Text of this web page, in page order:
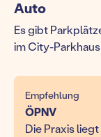
Empfehlung
ÖPNV
Die Praxis
Auto
Es gibt
im City-